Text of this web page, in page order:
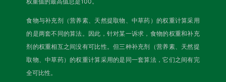
食物与补充剂（营养素、天然提取物、中草药）的权重计算采用
的是两套不同的算法。因此，针对某一诉求，食物的权重和补充
剂的权重相互之间没有可比性。但三种补充剂（营养素、天然提
取物、中草药）的权重计算采用的是同一套算法，它们之间有完
全可比性。